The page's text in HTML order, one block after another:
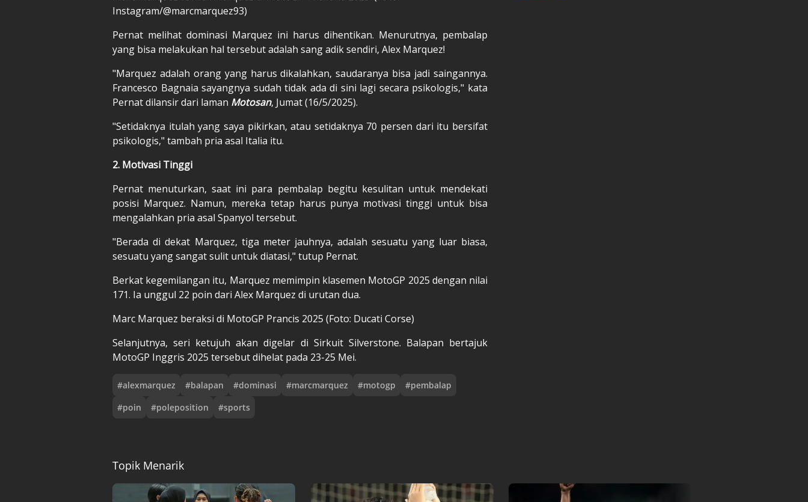
Instagram/@marcmarquez93)
Pernat melihat dominasi Marquez ini harus dihentikan. Menurutnya, pembalap
yang bisa melakukan hal tersebut adalah sang adik sendiri, Alex Marquez!
"Marquez adalah orang yang harus dikalahkan, saudaranya bisa jadi saingannya.
Francesco Bagnaia sayangnya sudah tidak ada di sini lagi secara psikologis," kata
Pernat dilansir dari laman Motosan, Jumat (16/5/2025).
"Setidaknya itulah yang saya pikirkan, atau setidaknya 70 persen dari itu bersifat
psikologis," tambah pria asal Italia itu.
2. Motivasi Tinggi
Pernat menuturkan, saat ini para pembalap begitu kesulitan untuk mendekati
posisi Marquez. Namun, mereka tetap harus punya motivasi tinggi untuk bisa
mengalahkan pria asal Spanyol tersebut.
"Berada di dekat Marquez, tiga meter jauhnya, adalah sesuatu yang luar biasa,
sesuatu yang sangat sulit untuk diatasi," tutup Pernat.
Berkat kegemilangan itu, Marquez memimpin klasemen MotoGP 2025 dengan nilai
171. Ia unggul 22 poin dari Alex Marquez di urutan dua.
Marc Marquez beraksi di MotoGP Prancis 2025 (Foto: Ducati Corse)
Selanjutnya, seri ketujuh akan digelar di Sirkuit Silverstone. Balapan bertajuk
MotoGP Inggris 2025 tersebut dihelat pada 23-25 Mei.
#alexmarquez #balapan #dominasi #marcmarquez #motogp #pembalap
#poin #poleposition #sports
Topik Menarik